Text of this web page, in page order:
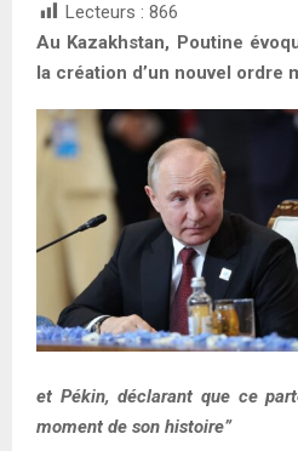
Lecteurs : 866
Au Kazakhstan, Poutine
la création d’un nouvel ordre
et Pékin, déclarant que ce
moment de son histoire”